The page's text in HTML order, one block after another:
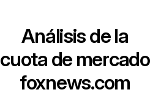
Análisis de la
cuota de mercado
foxnews.com